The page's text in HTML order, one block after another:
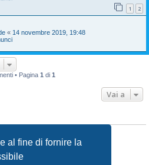
al fine di fornire la
1 2
« 14 novembre 2019, 19:48
• Pagina 1 di 1
Vai a